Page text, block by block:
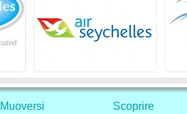
Muoversi Scoprire